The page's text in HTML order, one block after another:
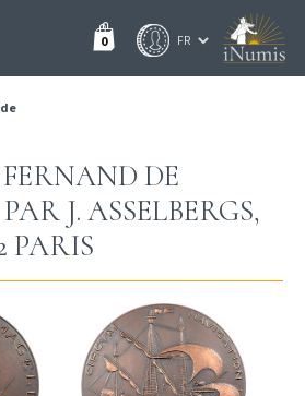
0
DE
J. ASSELBERGS,
PARIS